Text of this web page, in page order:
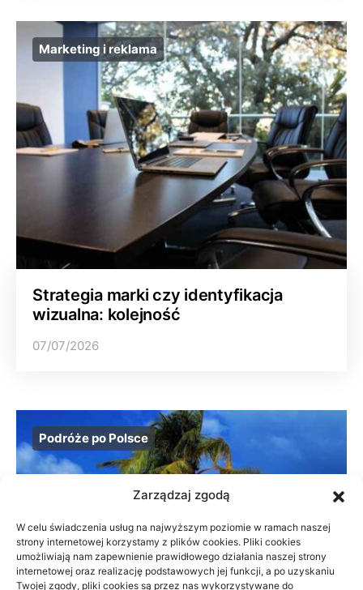
Zarządzaj zgodą
W celu świadczenia usług na najwyższym poziomie w ramach naszej
strony internetowej korzystamy z plików cookies. Pliki cookies
umożliwiają nam zapewnienie prawidłowego działania naszej strony
internetowej oraz realizację podstawowych jej funkcji, a po uzyskaniu
Twojej zgody, pliki cookies są przez nas wykorzystywane do
Marketing i reklama
Strategia marki czy identyfikacja
wizualna: kolejność
07/07/2026
Podróże po Polsce